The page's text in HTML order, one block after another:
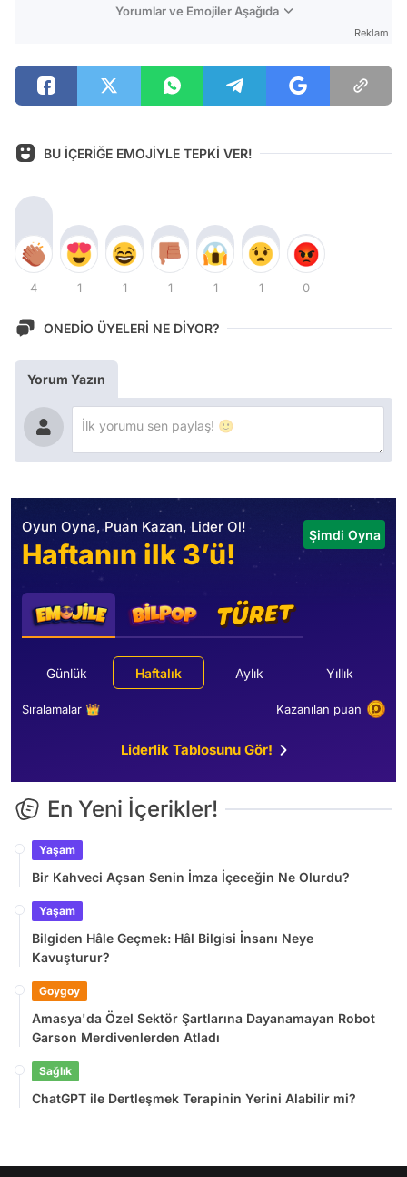
Yorumlar ve Emojiler Aşağıda
Reklam
BU İÇERİĞE EMOJİYLE TEPKİ VER!
4 1 1 1 1 1 0
ONEDİO ÜYELERİ NE DİYOR?
Yorum Yazın
Oyun Oyna, Puan Kazan, Lider Ol!
Haftanın ilk 3’ü!
Şimdi Oyna
Günlük Haftalık Aylık Yıllık
Sıralamalar 👑 Kazanılan puan
Liderlik Tablosunu Gör!
En Yeni İçerikler!
Yaşam
Bir Kahveci Açsan Senin İmza İçeceğin Ne Olurdu?
Yaşam
Bilgiden Hâle Geçmek: Hâl Bilgisi İnsanı Neye
Kavuşturur?
Goygoy
Amasya'da Özel Sektör Şartlarına Dayanamayan Robot
Garson Merdivenlerden Atladı
Sağlık
ChatGPT ile Dertleşmek Terapinin Yerini Alabilir mi?